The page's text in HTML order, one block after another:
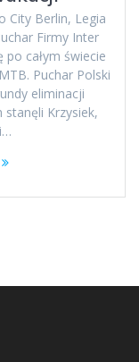
City Berlin, Legia
Firmy Inter
po całym świecie
Puchar Polski
eliminacji
Krzysiek,